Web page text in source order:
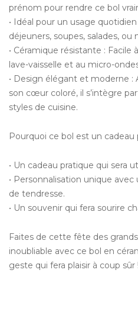
prénom pour rendre ce bol
• Idéal pour un usage
déjeuners, soupes, salades,
• Céramique résistante : Facile
lave-vaisselle et au micro-
• Design élégant et moderne :
son cœur coloré, il s’intègre
styles de cuisine.
Pourquoi ce bol est un cadeau
• Un cadeau pratique qui sera
• Personnalisation unique
de tendresse.
• Un souvenir qui fera sourire
Faites de cette fête des
inoubliable avec ce bol en
geste qui fera plaisir à coup sûr !